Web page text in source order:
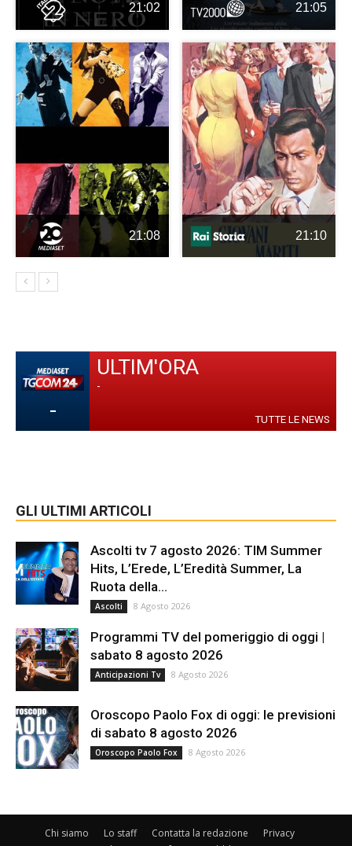
21:02 21:05
21:08 21:10
-
ULTIM'ORA
-
TUTTE LE NEWS
GLI ULTIMI ARTICOLI
Ascolti tv 7 agosto 2026: TIM Summer
Hits, L’Erede, L’Eredità Summer, La
Ruota della...
Ascolti 8 Agosto 2026
Programmi TV del pomeriggio di oggi |
sabato 8 agosto 2026
Anticipazioni Tv 8 Agosto 2026
Oroscopo Paolo Fox di oggi: le previsioni
di sabato 8 agosto 2026
Oroscopo Paolo Fox 8 Agosto 2026
Chi siamo Lo staff Contatta la redazione
Privacy